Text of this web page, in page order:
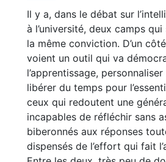
Il y a, dans le débat sur
à l’université, deux camps
la même conviction. D’un
voient un outil qui va
l’apprentissage,
libérer du temps pour
ceux qui redoutent une
incapables de réfléchir sans
biberonnés aux réponses
dispensés de l’effort qui fait